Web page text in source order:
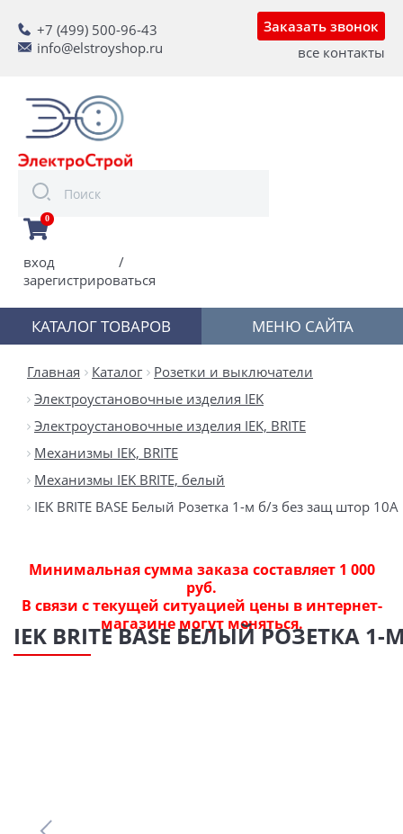
+7 (499) 500-96-43
info@elstroyshop.ru
Заказать звонок
все контакты
0
вход
/
зарегистрироваться
КАТАЛОГ ТОВАРОВ МЕНЮ САЙТА
Главная Каталог
Розетки и выключатели
Электроустановочные изделия IEK
Электроустановочные изделия IEK, BRITE
Механизмы IEK, BRITE
Механизмы IEK BRITE, белый
IEK BRITE BASE Белый Розетка 1-м б/з без защ штор
Минимальная сумма заказа составляет 1 000
руб.
В связи с текущей ситуацией цены в интернет-
магазине могут меняться.
IEK BRITE BASE БЕЛЫЙ РОЗЕТКА